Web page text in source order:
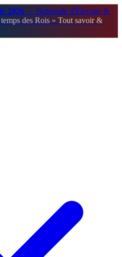
2026 — Nationale d'Élevage &
des Rois » Tout savoir &